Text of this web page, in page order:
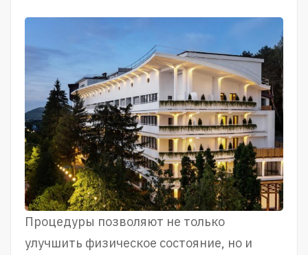
Процедуры позволяют не только
улучшить физическое состояние, но и